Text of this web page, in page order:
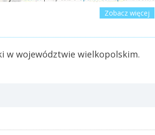
Zobacz więcej
w województwie wielkopolskim.